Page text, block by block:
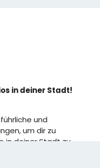
in deiner Stadt!
und
um dir zu
in deiner Stadt zu